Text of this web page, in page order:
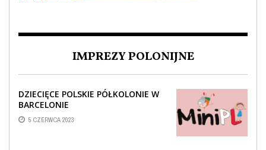
IMPREZY POLONIJNE
DZIECIĘCE POLSKIE PÓŁKOLONIE W
BARCELONIE
5 CZERWCA 2023